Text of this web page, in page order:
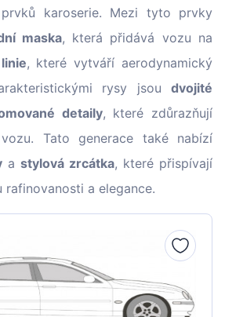
karoserie. Mezi tyto prvky
maska, která přidává vozu na
, které vytváří aerodynamický
rysy jsou dvojité
detaily, které zdůrazňují
Tato generace také nabízí
a stylová zrcátka, které přispívají
rafinovanosti a elegance.